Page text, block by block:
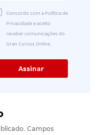
Concordo com a Política de
Privacidade e aceito
receber comunicações do
Gran Cursos Online.
Campos